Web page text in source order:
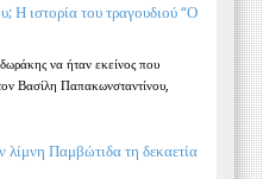
Η ιστορία του τραγουδιού “Ο
να ήταν εκείνος που
Βασίλη Παπακωνσταντίνου,
λίμνη Παμβώτιδα τη δεκαετία